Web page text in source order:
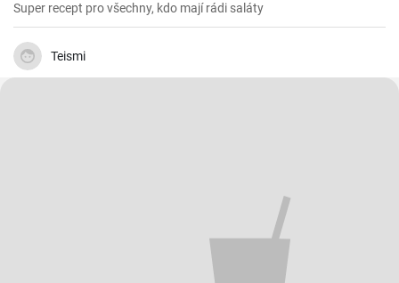
Super recept pro všechny, kdo mají rádi saláty
Teismi